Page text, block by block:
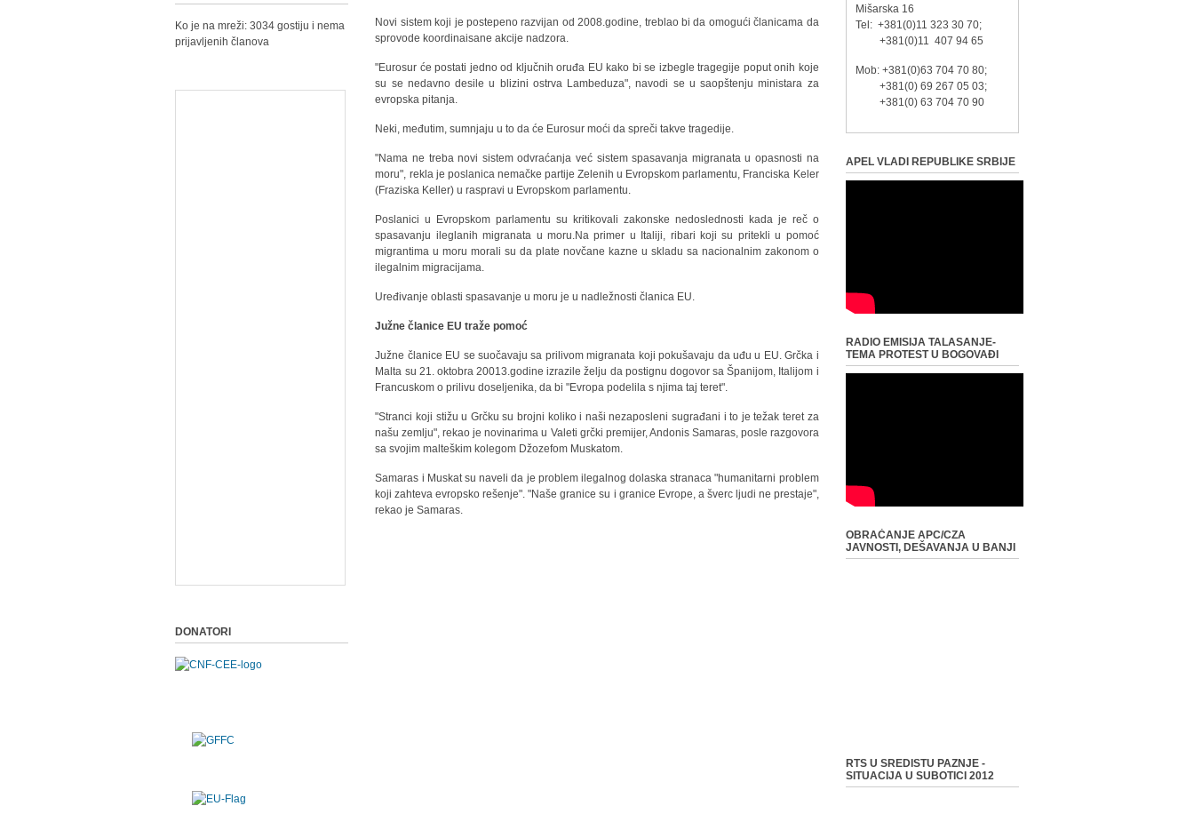
Novi sistem koji je postepeno razvijan od 2008.godine, treblao bi da omogući članicama da
sprovode koordinaisane akcije nadzora.
"Eurosur će postati jedno od ključnih oruđa EU kako bi se izbegle tragegije poput onih koje
su se nedavno desile u blizini ostrva Lambeduza", navodi se u saopštenju ministara za
evropska pitanja.
Neki, međutim, sumnjaju u to da će Eurosur moći da spreči takve tragedije.
"Nama ne treba novi sistem odvraćanja već sistem spasavanja migranata u opasnosti na
moru", rekla je poslanica nemačke partije Zelenih u Evropskom parlamentu, Franciska Keler
(Fraziska Keller) u raspravi u Evropskom parlamentu.
Poslanici u Evropskom parlamentu su kritikovali zakonske nedoslednosti kada je reč o
spasavanju ileglanih migranata u moru.Na primer u Italiji, ribari koji su pritekli u pomoć
migrantima u moru morali su da plate novčane kazne u skladu sa nacionalnim zakonom o
ilegalnim migracijama.
Uređivanje oblasti spasavanje u moru je u nadležnosti članica EU.
Južne članice EU traže pomoć
Južne članice EU se suočavaju sa prilivom migranata koji pokušavaju da uđu u EU. Grčka i
Malta su 21. oktobra 20013.godine izrazile želju da postignu dogovor sa Španijom, Italijom i
Francuskom o prilivu doseljenika, da bi "Evropa podelila s njima taj teret".
"Stranci koji stižu u Grčku su brojni koliko i naši nezaposleni sugrađani i to je težak teret za
našu zemlju", rekao je novinarima u Valeti grčki premijer, Andonis Samaras, posle razgovora
sa svojim malteškim kolegom Džozefom Muskatom.
Samaras i Muskat su naveli da je problem ilegalnog dolaska stranaca "humanitarni problem
koji zahteva evropsko rešenje". "Naše granice su i granice Evrope, a šverc ljudi ne prestaje",
rekao je Samaras.
Ko je na mreži: 3034 gostiju i nema
prijavljenih članova
DONATORI
Mišarska 16
Tel: +381(0)11 323 30 70;
+381(0)11 407 94 65
Mob: +381(0)63 704 70 80;
+381(0) 69 267 05 03;
+381(0) 63 704 70 90
APEL VLADI REPUBLIKE SRBIJE
RADIO EMISIJA TALASANJE-
TEMA PROTEST U BOGOVAĐI
OBRAĆANJE APC/CZA
JAVNOSTI, DEŠAVANJA U BANJI
RTS U SREDISTU PAZNJE -
SITUACIJA U SUBOTICI 2012